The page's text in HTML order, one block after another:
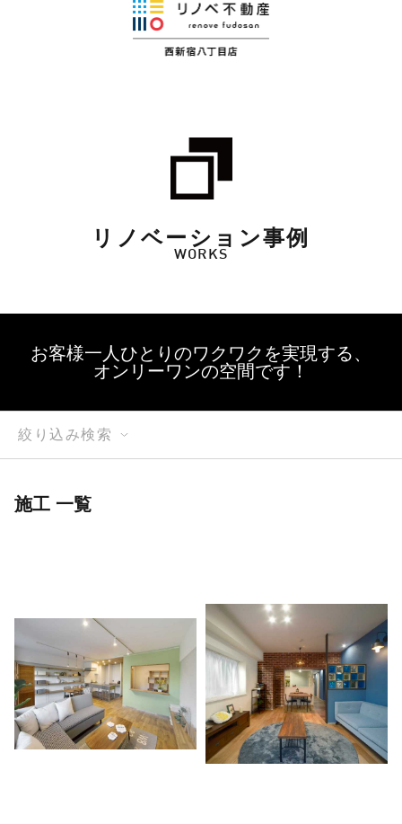
リノベーション事例
WORKS
お客様一人ひとりのワクワクを実現する、
オンリーワンの空間です！
絞り込み検索
施工 一覧